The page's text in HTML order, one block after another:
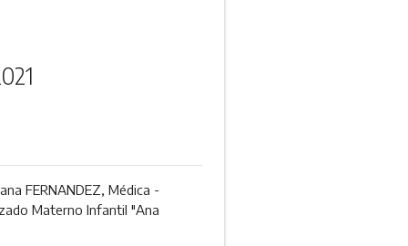
FERNANDEZ, Médica -
Materno Infantil "Ana